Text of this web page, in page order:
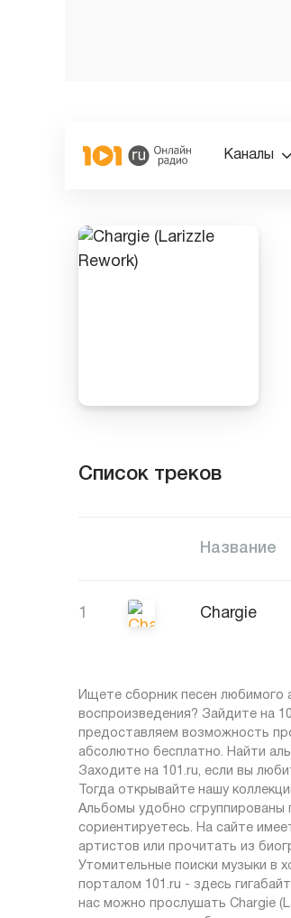
Каналы
Список треков
Название
1 Chargie
Ищете сборник песен любимого
воспроизведения? Зайдите на
предоставляем возможность
абсолютно бесплатно. Найти
Заходите на 101.ru, если вы
Тогда открывайте нашу
Альбомы удобно сгруппированы
сориентируетесь. На сайте
артистов или прочитать из
Утомительные поиски музыки в
порталом 101.ru - здесь
нас можно прослушать Chargie